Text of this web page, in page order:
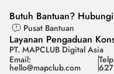
Butuh Bantuan?
Pusat Bantuan
Layanan Pengaduan
PT. MAPCLUB Digital Asia
Email:
hello@mapclub.com
627